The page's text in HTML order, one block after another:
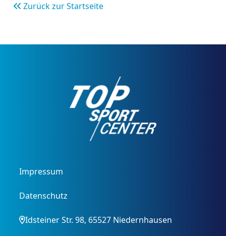
Zurück zur Startseite
Impressum
Datenschutz
Idsteiner Str. 98, 65527 Niedernhausen